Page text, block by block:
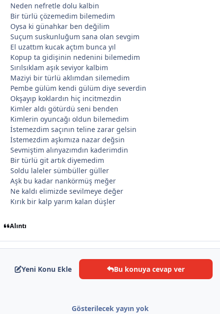
Neden nefretle dolu kalbin
Bir türlü çözemedim bilemedim
Oysa ki günahkar ben değilim
Suçum suskunluğum sana olan sevgim
El uzattım kucak açtım bunca yıl
Kopup ta gidişinin nedenini bilemedim
Sırılsıklam aşık seviyor kalbim
Maziyi bir türlü aklımdan silemedim
Pembe gülüm kendi gülüm diye severdin
Okşayıp koklardın hiç incitmezdin
Kimler aldı götürdü seni benden
Kimlerin oyuncağı oldun bilemedim
İstemezdim saçının teline zarar gelsin
İstemezdim aşkımıza nazar değsin
Sevmiştim alınyazımdın kaderimdin
Bir türlü git artık diyemedim
Soldu laleler sümbüller güller
Aşk bu kadar nankörmüş meğer
Ne kaldı elimizde sevilmeye değer
Kırık bir kalp yarım kalan düşler
Alıntı
Yeni Konu Ekle Bu konuya cevap ver
Gösterilecek yayın yok
*
*